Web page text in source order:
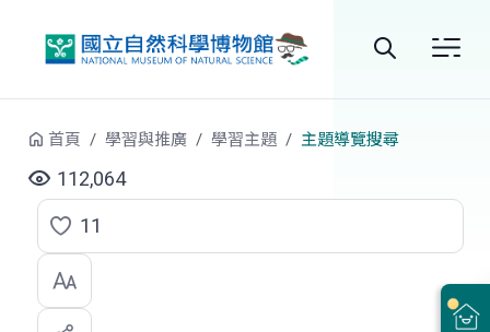
站
尋
首頁 學習與推廣 學習主題 主題導覽搜尋
112,064
點
選
喜
11